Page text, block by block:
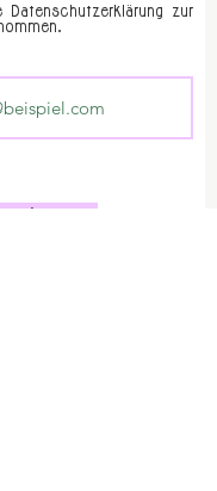
Datenschutzerklärung zur